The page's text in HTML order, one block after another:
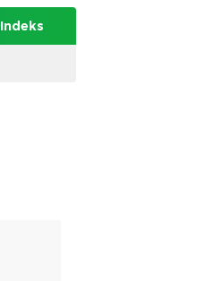
Indeks